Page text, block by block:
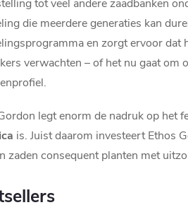
tot veel andere zaadbanken
die meerdere generaties kan
en zorgt ervoor dat
verwachten – of het nu gaat om
legt enorm de nadruk op het
is. Juist daarom investeert Ethos
zaden consequent planten met